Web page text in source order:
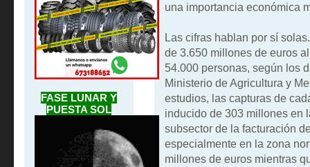
FASE LUNAR Y
PUESTA SOL
una importancia económica
Las cifras hablan por sí
de 3.650 millones de euros
54.000 personas, según los
Ministerio de Agricultura y
estudios, las capturas de
inducido de 303 millones en
subsector de la facturación
especialmente en la zona
millones de euros mientras